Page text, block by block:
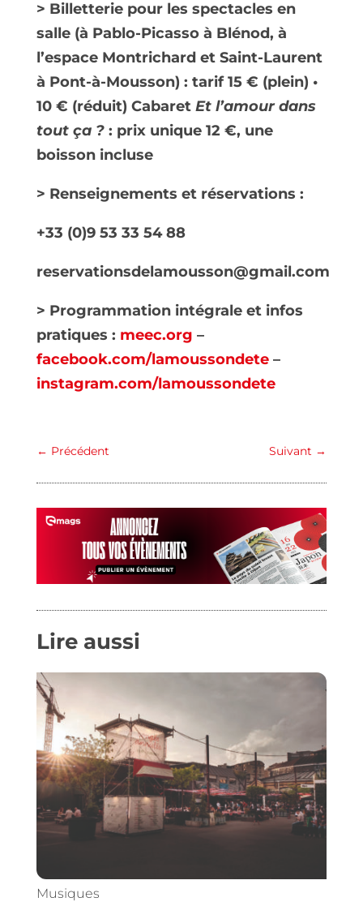
> Billetterie pour les spectacles en
salle (à Pablo-Picasso à Blénod, à
l’espace Montrichard et Saint-Laurent
à Pont-à-Mousson) : tarif 15 € (plein) •
10 € (réduit) Cabaret Et l’amour dans
tout ça ?: prix unique 12 €, une
boisson incluse
> Renseignements et réservations :
+33 (0)9 53 33 54 88
reservationsdelamousson@gmail.com
> Programmation intégrale et infos
pratiques : meec.org –
facebook.com/lamoussondete–
instagram.com/lamoussondete
← Précédent Suivant →
Lire aussi
Musiques